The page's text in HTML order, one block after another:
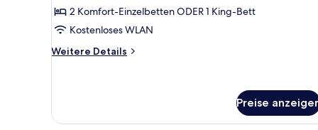
2 Komfort-Einzelbetten ODER 1 King-Bett
Kostenloses WLAN
Weitere Details
Weitere
Preise